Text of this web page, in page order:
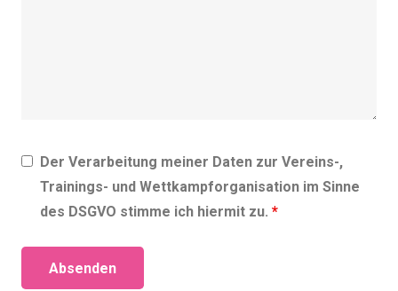
Der Verarbeitung meiner Daten zur Vereins-,
Trainings- und Wettkampforganisation im Sinne
des DSGVO stimme ich hiermit zu. *